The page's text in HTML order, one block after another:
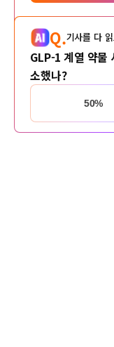
Q.기사를 다
GLP-1 계열 약물
소했나?
50%